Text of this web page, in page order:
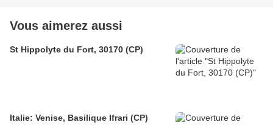
Vous aimerez aussi
St Hippolyte du Fort, 30170 (CP)
Italie: Venise, Basilique Ifrari (CP)